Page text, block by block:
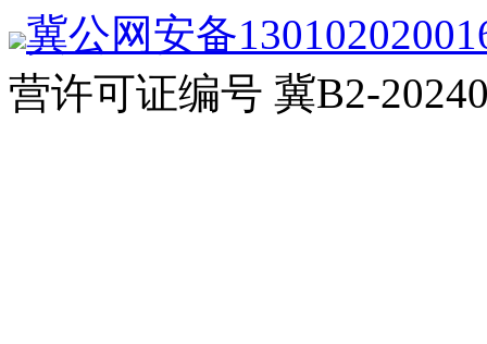
冀公网安备
营许可证编号 冀B2-